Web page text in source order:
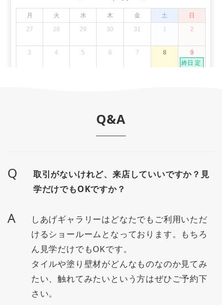
Q&A
Q
取引がないけれど、来店していいですか？見
学だけでもOKですか？
A
しあげギャラリーはどなたでもご利用いただ
けるショールームとなっております。もちろ
ん見学だけでもOKです。
タイルや塗り壁材がどんなものなのか見てみ
たい、触れてみたいという方はぜひご予約下
さい。